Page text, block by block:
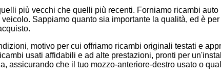
più vecchi che quelli più recenti. Forniamo ricambi
Sappiamo quanto sia importante la qualità, ed è
motivo per cui offriamo ricambi originali testati e
usati affidabili e ad alte prestazioni, pronti per
assicurando che il tuo mozzo-anteriore-destro usato o